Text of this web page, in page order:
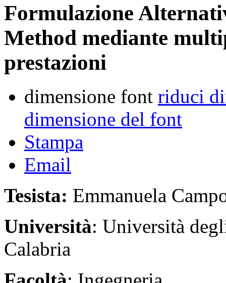
Formulazione
Method mediante
prestazioni
dimensione font riduci
dimensione del font
Stampa
Email
Tesista: Emmanuela
Università: Università
Calabria